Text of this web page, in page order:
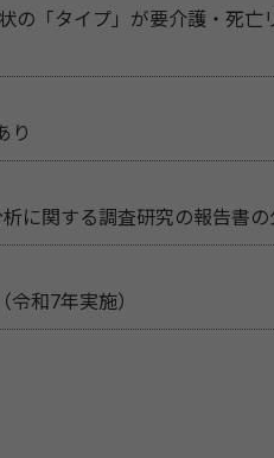
の「タイプ」が要介護・死
り
に関する調査研究の報告書の
和7年実施）